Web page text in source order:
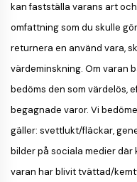
kan fastställa varans art
omfattning som du skulle
returnera en använd vara,
värdeminskning. Om varan
bedöms den som värdelös,
begagnade varor. Vi
gäller: svettlukt/fläckar,
bilder på sociala medier
varan har blivit tvättad/